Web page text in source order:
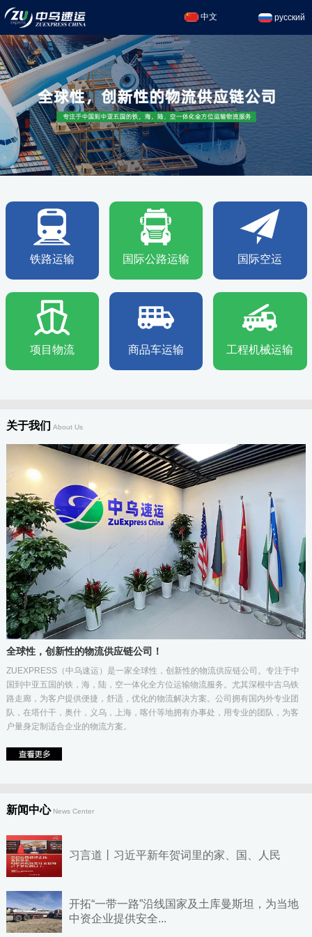
中文 русский
铁路运输 国际公路运输 国际空运
项目物流 商品车运输 工程机械运输
关于我们 About Us
全球性，创新性的物流供应链公司！
ZUEXPRESS（中乌速运）是一家全球性，创新性的物流供应链公司。专注于中
国到中亚五国的铁，海，陆，空一体化全方位运输物流服务。尤其深根中吉乌铁
路走廊，为客户提供便捷，舒适，优化的物流解决方案。公司拥有国内外专业团
队，在塔什干，奥什，义乌，上海，喀什等地拥有办事处，用专业的团队，为客
户量身定制适合企业的物流方案。
新闻中心News Center
习言道丨习近平新年贺词里的家、国、人民
开拓“一带一路”沿线国家及土库曼斯坦，为当地
中资企业提供安全...